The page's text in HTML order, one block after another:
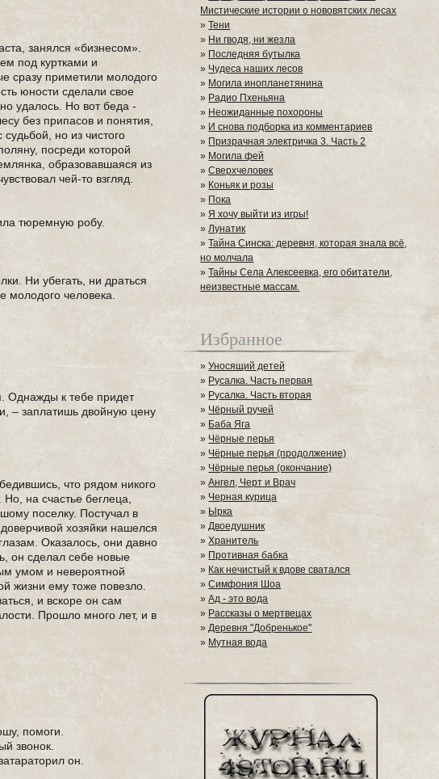
занялся «бизнесом».
под куртками и
сразу приметили молодого
юности сделали свое
удалось. Но вот беда -
без припасов и понятия,
но из чистого
посреди которой
образовавшаяся из
чей-то взгляд.
тюремную робу.
Ни убегать, ни драться
человека.
Однажды к тебе придет
– заплатишь двойную цену
что рядом никого
на счастье беглеца,
поселку. Постучал в
хозяйки нашелся
Оказалось, они давно
он сделал себе новые
умом и невероятной
жизни ему тоже повезло.
и вскоре он сам
Прошло много лет, и в
помоги.
звонок.
он.
Мистические истории о нововятских лесах
»Тени
» Ни гводя, ни жезла
» Последняя бутылка
» Чудеса наших лесов
» Могила инопланетянина
» Радио Пхеньяна
» Неожиданные похороны
» И снова подборка из комментариев
» Призрачная электричка 3. Часть 2
» Могила фей
»Сверхчеловек
» Коньяк и розы
» Пока
»Я хочу выйти из игры!
»Лунатик
»Тайна Синска: деревня, которая знала всё,
но молчала
»Тайны Села Алексеевка, его обитатели,
неизвестные массам.
Избранное
»Уносящий детей
» Русалка. Часть первая
» Русалка. Часть вторая
» Чёрный ручей
» Баба Яга
»Чёрные перья
» Чёрные перья (продолжение)
» Чёрные перья (окончание)
»Ангел, Черт и Врач
» Черная курица
» Ырка
»Двоедушник
»Хранитель
» Противная бабка
» Как нечистый к вдове сватался
»Симфония Шоа
»Ад - это вода
» Рассказы о мертвецах
»Деревня "Добренькое"
» Мутная вода